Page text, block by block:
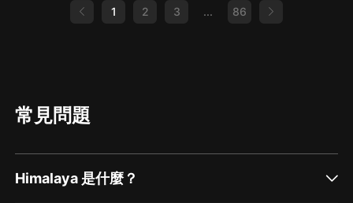
1 2 3 ... 86
常見問題
Himalaya 是什麼？